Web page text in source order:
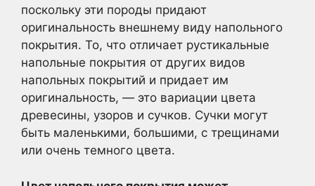
поскольку эти породы придают
оригинальность внешнему виду напольного
покрытия. То, что отличает рустикальные
напольные покрытия от других видов
напольных покрытий и придает им
оригинальность, — это вариации цвета
древесины, узоров и сучков. Сучки могут
быть маленькими, большими, с трещинами
или очень темного цвета.